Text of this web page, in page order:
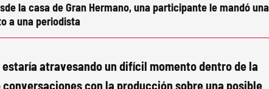
la casa de Gran Hermano, una participante le mandó una
a una periodista
atravesando un difícil momento dentro de la
con la producción sobre una posible